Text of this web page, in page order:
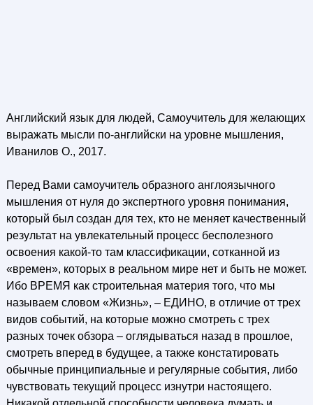
Английский язык для людей, Самоучитель для желающих
выражать мысли по-английски на уровне мышления,
Иванилов О., 2017.
Перед Вами самоучитель образного англоязычного
мышления от нуля до экспертного уровня понимания,
который был создан для тех, кто не меняет качественный
результат на увлекательный процесс бесполезного
освоения какой-то там классификации, сотканной из
«времен», которых в реальном мире нет и быть не может.
Ибо ВРЕМЯ как строительная материя того, что мы
называем словом «Жизнь», – ЕДИНО, в отличие от трех
видов событий, на которые можно смотреть с трех
разных точек обзора – оглядываться назад в прошлое,
смотреть вперед в будущее, а также констатировать
обычные принципиальные и регулярные события, либо
чувствовать текущий процесс изнутри настоящего.